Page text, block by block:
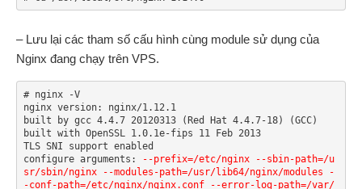
– Lưu lại các tham số cấu hình cùng module sử dụng của
Nginx đang chạy trên VPS.
# nginx -V
nginx version: nginx/1.12.1
built by gcc 4.4.7 20120313 (Red Hat 4.4.7-18) (GCC)
built with OpenSSL 1.0.1e-fips 11 Feb 2013
TLS SNI support enabled
configure arguments:
--prefix=/etc/nginx --sbin-path=/u
sr/sbin/nginx --modules-path=/usr/lib64/nginx/modules -
-conf-path=/etc/nginx/nginx.conf --error-log-path=/var/